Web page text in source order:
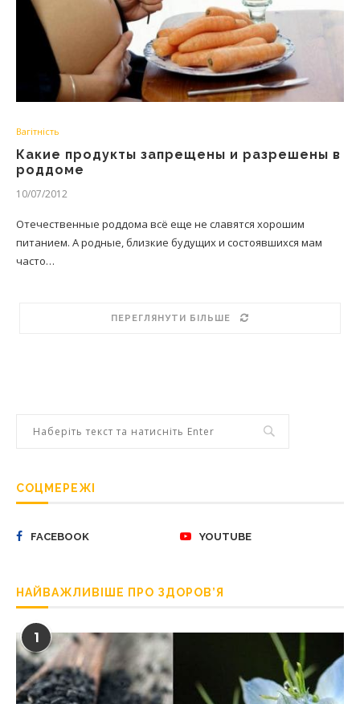
Вагітність
Какие продукты запрещены и разрешены в
роддоме
10/07/2012
Отечественные роддома всё еще не славятся хорошим
питанием. А родные, близкие будущих и состоявшихся мам
часто…
ПЕРЕГЛЯНУТИ БІЛЬШЕ
СОЦМЕРЕЖІ
FACEBOOK YOUTUBE
НАЙВАЖЛИВІШЕ ПРО ЗДОРОВ’Я
1